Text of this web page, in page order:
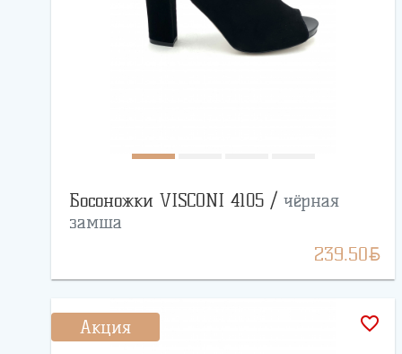
Босоножки VISCONI 4105 / чёрная
замша
239.50BYN
Акция favorite_border